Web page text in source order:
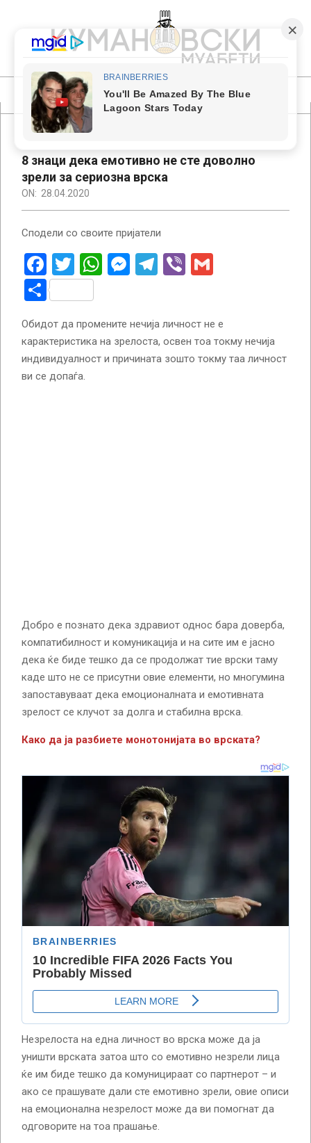
content
КУМАНОВСКИ
МУАБЕТИ
Primary
Navigation
8 знаци дека емотивно не сте доволно
зрели за сериозна врска
ON: 28.04.2020
Сподели со своите пријатели
Facebook
Twitter
WhatsApp
Messenger
Telegram
Viber
Share
Обидот да промените нечија личност не е
карактеристика на зрелоста, освен тоа токму нечија
индивидуалност и причината зошто токму таа личност
ви се допаѓа.
Добро е познато дека здравиот однос бара доверба,
компатибилност и комуникација и на сите им е јасно
дека ќе биде тешко да се продолжат тие врски таму
каде што не се присутни овие елементи, но многумина
запоставуваат дека емоционалната и емотивната
зрелост се клучот за долга и стабилна врска.
Како да ја разбиете монотонијата во врската?
Незрелоста на една личност во врска може да ја
уништи врската затоа што со емотивно незрели лица
ќе им биде тешко да комуницираат со партнерот – и
ако се прашувате дали сте емотивно зрели, овие описи
на емоционална незрелост може да ви помогнат да
одговорите на тоа прашање.